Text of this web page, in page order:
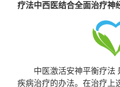
疗法中西医结合全面治疗神
中医激活安神平衡疗法
疾病治疗的办法。在治疗上